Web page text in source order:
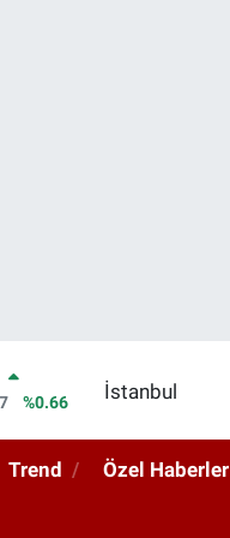
%0.05
İstanbul
Trend Özel Haberler